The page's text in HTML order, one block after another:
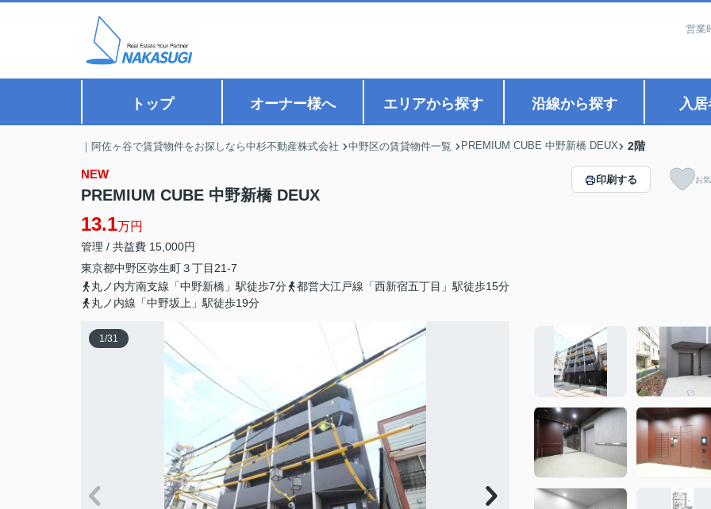
営業
トップ オーナー様へ エリアから探す 沿線から探す 入
｜阿佐ヶ谷で賃貸物件をお探しなら中杉不動産株式会社 中野区の賃貸物件一覧 PREMIUM CUBE 中野新橋 DEUX 2階
NEW
PREMIUM CUBE 中野新橋 DEUX
13.1万円
管理 / 共益費 15,000円
東京都中野区弥生町３丁目21-7
丸ノ内方南支線「中野新橋」駅徒歩7分
都営大江戸線「西新宿五丁目」駅徒歩15分
丸ノ内線「中野坂上」駅徒歩19分
印刷する お
1/31